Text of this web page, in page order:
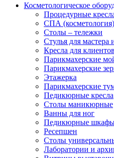
Косметологическое
Процедурные
СПА (косметология)
Столы – тележки
Стулья для мастера
Кресла для клиентов
Парикмахерские
Парикмахерские
Этажерка
Парикмахерские
Педикюрные кресла
Столы маникюрные
Ванны для ног
Педикюрные
Ресепшен
Столы
Лаборатории и